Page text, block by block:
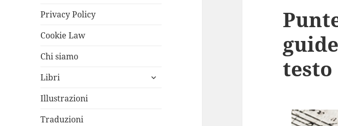
Privacy Policy
Cookie Law
Chi siamo
Libri
apri
Illustrazioni
Traduzioni
testo